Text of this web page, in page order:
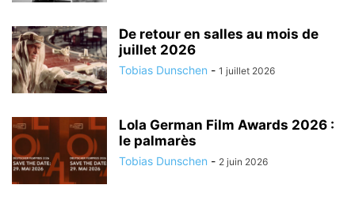
De retour en salles au mois de
juillet 2026
Tobias Dunschen - 1 juillet 2026
Lola German Film Awards 2026 :
le palmarès
Tobias Dunschen - 2 juin 2026